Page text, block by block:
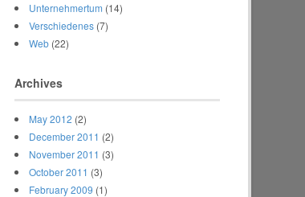
Unternehmertum (14)
Verschiedenes (7)
Web (22)
Archives
May 2012 (2)
December 2011 (2)
November 2011 (3)
October 2011 (3)
February 2009 (1)